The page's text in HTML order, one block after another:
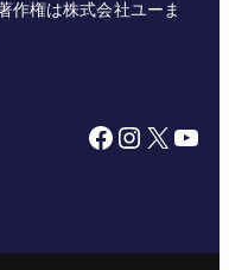
作権は株式会社ユーま
Facebook Instagram X YouTube